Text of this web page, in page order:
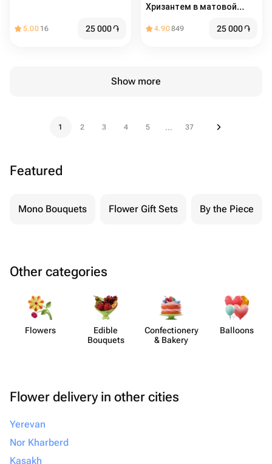
5.00 16 25 000֏
Хризантем в матовой
4.90849 25 000֏
Show more
1 2 3 4 5 ... 37
Featured
Mono Bouquets Flower Gift Sets By the Piece
Other categories
Flowers
Edible
Bouquets
Confect​ionery
& Bakery
Balloons
Flower delivery in other cities
Yerevan
Nor Kharberd
Kasakh